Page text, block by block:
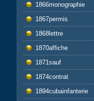
1866monographie
1867permis
1868lettre
1870affiche
1871sauf
1874contrat
1894cubainfanterie